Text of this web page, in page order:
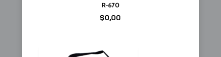
R-670
$0,00